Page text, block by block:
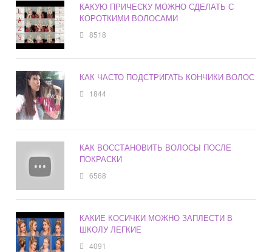
КАКУЮ ПРИЧЕСКУ МОЖНО СДЕЛАТЬ С
КОРОТКИМИ ВОЛОСАМИ
8518
КАК ЧАСТО ПОДСТРИГАТЬ КОНЧИКИ ВОЛОС
1844
КАК ВОССТАНОВИТЬ ВОЛОСЫ ПОСЛЕ
ПОКРАСКИ
6568
КАКИЕ КОСИЧКИ МОЖНО ЗАПЛЕСТИ В
ШКОЛУ ЛЕГКИЕ
4091